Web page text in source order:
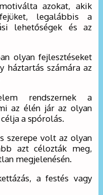
azokat, akik
legalábbis a
lehetőségek és az
olyan fejlesztéseket
háztartás számára az
rendszernek a
az élén jár az olyan
a spórolás.
szerepe volt az olyan
azt célozták meg,
megjelenésén.
a festés vagy